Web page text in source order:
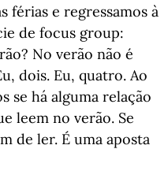
férias e regressamos à
de focus group:
No verão não é
dois. Eu, quatro. Ao
se há alguma relação
leem no verão. Se
de ler. É uma aposta